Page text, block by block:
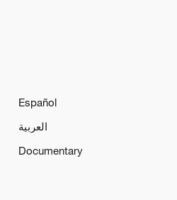
Español
العربية
Documentary